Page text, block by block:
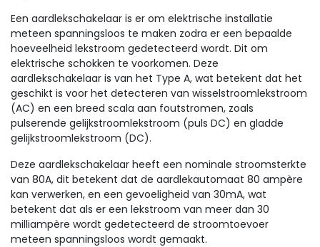
Een aardlekschakelaar is er om elektrische installatie
meteen spanningsloos te maken zodra er een bepaalde
hoeveelheid lekstroom gedetecteerd wordt. Dit om
elektrische schokken te voorkomen. Deze
aardlekschakelaar is van het Type A, wat betekent dat het
geschikt is voor het detecteren van wisselstroomlekstroom
(AC) en een breed scala aan foutstromen, zoals
pulserende gelijkstroomlekstroom (puls DC) en gladde
gelijkstroomlekstroom (DC).
Deze aardlekschakelaar heeft een nominale stroomsterkte
van 80A, dit betekent dat de aardlekautomaat 80 ampère
kan verwerken, en een gevoeligheid van 30mA, wat
betekent dat als er een lekstroom van meer dan 30
milliampère wordt gedetecteerd de stroomtoevoer
meteen spanningsloos wordt gemaakt.